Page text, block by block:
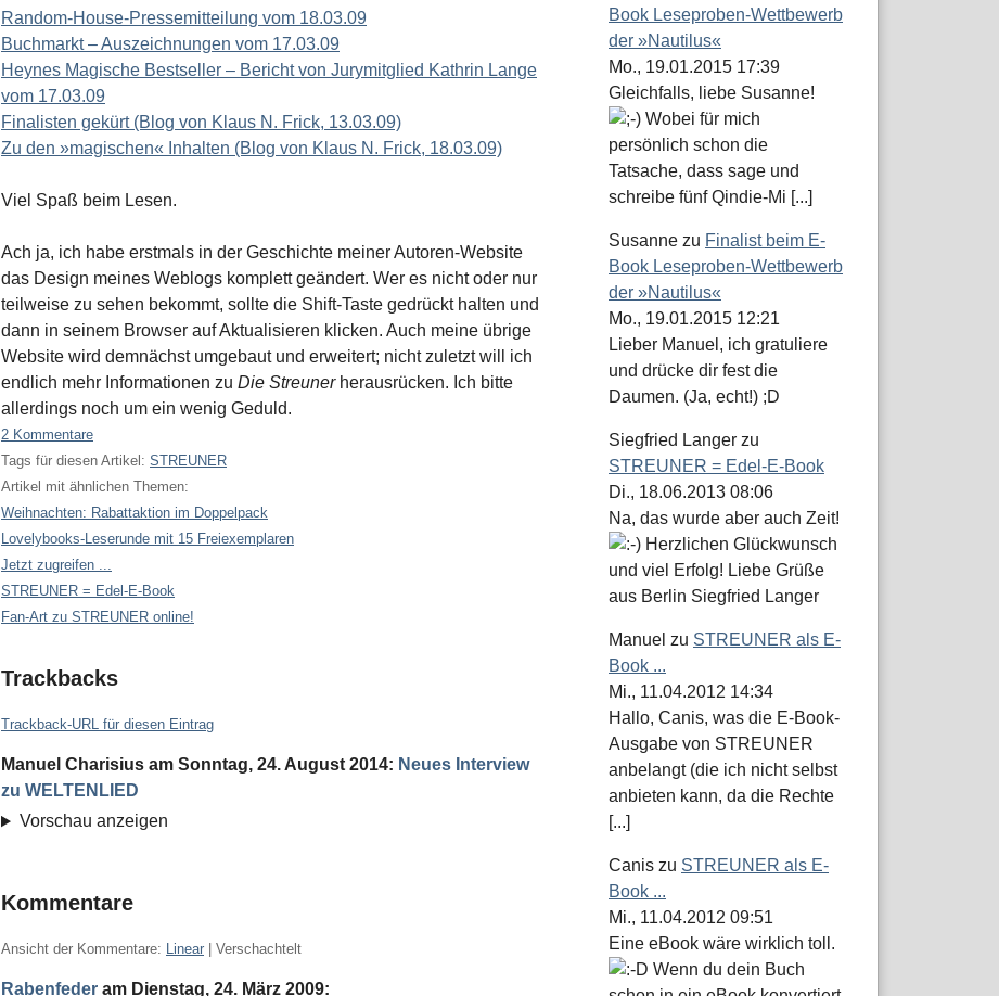
Random-House-Pressemitteilung vom 18.03.09
Buchmarkt – Auszeichnungen vom 17.03.09
Heynes Magische Bestseller – Bericht von Jurymitglied Kathrin Lange
vom 17.03.09
Finalisten gekürt (Blog von Klaus N. Frick, 13.03.09)
Zu den »magischen« Inhalten (Blog von Klaus N. Frick, 18.03.09)
Viel Spaß beim Lesen.
Ach ja, ich habe erstmals in der Geschichte meiner Autoren-Website
das Design meines Weblogs komplett geändert. Wer es nicht oder nur
teilweise zu sehen bekommt, sollte die Shift-Taste gedrückt halten und
dann in seinem Browser auf Aktualisieren klicken. Auch meine übrige
Website wird demnächst umgebaut und erweitert; nicht zuletzt will ich
endlich mehr Informationen zu Die Streunerherausrücken. Ich bitte
allerdings noch um ein wenig Geduld.
2 Kommentare
Tags für diesen Artikel: STREUNER
Artikel mit ähnlichen Themen:
Weihnachten: Rabattaktion im Doppelpack
Lovelybooks-Leserunde mit 15 Freiexemplaren
Jetzt zugreifen ...
STREUNER = Edel-E-Book
Fan-Art zu STREUNER online!
Trackbacks
Trackback-URL für diesen Eintrag
Manuel Charisius am Sonntag, 24. August 2014: Neues Interview
zu WELTENLIED
Vorschau anzeigen
Kommentare
Ansicht der Kommentare: Linear | Verschachtelt
Rabenfeder am Dienstag, 24. März 2009:
Book Leseproben-Wettbewerb
der »Nautilus«
Mo., 19.01.2015 17:39
Gleichfalls, liebe Susanne!
Wobei für mich
persönlich schon die
Tatsache, dass sage und
schreibe fünf Qindie-Mi [...]
Susanne zu Finalist beim E-
Book Leseproben-Wettbewerb
der »Nautilus«
Mo., 19.01.2015 12:21
Lieber Manuel, ich gratuliere
und drücke dir fest die
Daumen. (Ja, echt!) ;D
Siegfried Langer zu
STREUNER = Edel-E-Book
Di., 18.06.2013 08:06
Na, das wurde aber auch Zeit!
Herzlichen Glückwunsch
und viel Erfolg! Liebe Grüße
aus Berlin Siegfried Langer
Manuel zu STREUNER als E-
Book ...
Mi., 11.04.2012 14:34
Hallo, Canis, was die E-Book-
Ausgabe von STREUNER
anbelangt (die ich nicht selbst
anbieten kann, da die Rechte
[...]
Canis zu STREUNER als E-
Book ...
Mi., 11.04.2012 09:51
Eine eBook wäre wirklich toll.
Wenn du dein Buch